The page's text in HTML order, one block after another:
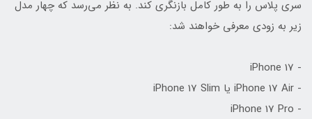
سری پلاس را به طور کامل بازنگری کند. به نظر می‌رسد که چهار مدل
زیر به زودی معرفی خواهند شد:
- iPhone 17
- iPhone 17 Air یا iPhone 17 Slim
- iPhone 17 Pro